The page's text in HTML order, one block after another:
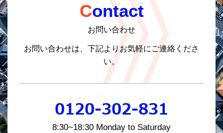
Contact
お問い合わせ
お問い合わせは、下記よりお気軽にご連絡くださ
い。
0120-302-831
8:30~18:30 Monday to Saturday